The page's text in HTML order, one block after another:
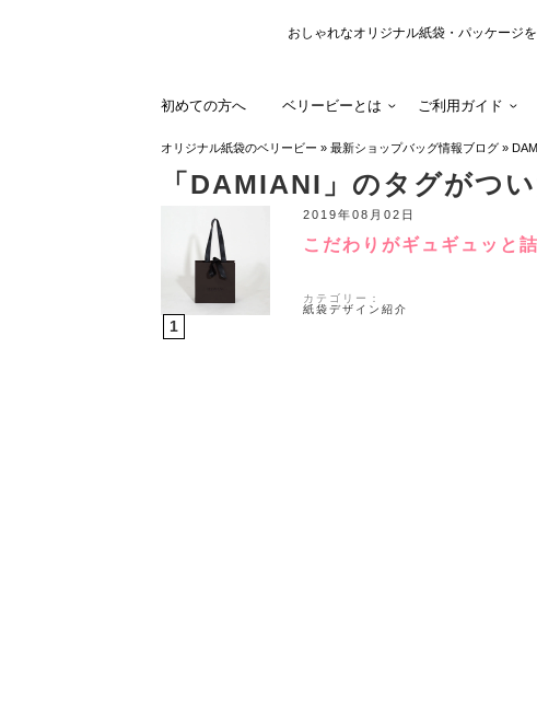
おしゃれなオリジナル紙袋・パッケージ
初めての方へ ベリービーとは ご利用ガイド
オリジナル紙袋のベリービー » 最新ショップバッグ情報ブログ »
「DAMIANI」のタグがつ
こだわりがギュギュッと
2019年08月02日
カテゴリー：
紙袋デザイン紹介
1